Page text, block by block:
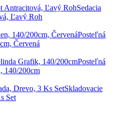
Sedacia
Ľavý Roh
Posteľná
Červená
Posteľná
140/200cm
Skladovacie
Set